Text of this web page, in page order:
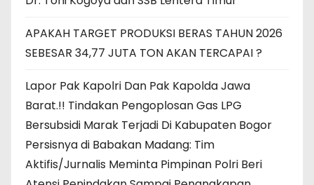
APAKAH TARGET PRODUKSI BERAS TAHUN 2026
SEBESAR 34,77 JUTA TON AKAN TERCAPAI ?
Lapor Pak Kapolri Dan Pak Kapolda Jawa
Barat.!! Tindakan Pengoplosan Gas LPG
Bersubsidi Marak Terjadi Di Kabupaten Bogor
Persisnya di Babakan Madang: Tim
Aktifis/Jurnalis Meminta Pimpinan Polri Beri